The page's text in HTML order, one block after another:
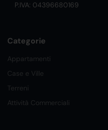
P.IVA: 04396680169
Categorie
Appartamenti
Case e Ville
Terreni
Attività Commerciali